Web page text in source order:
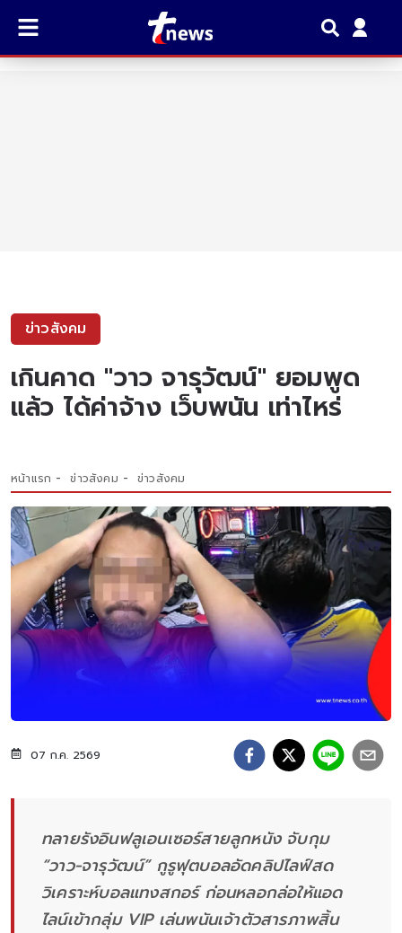
ข่าวสังคม
เกินคาด "วาว จารุวัฒน์" ยอมพูด
แล้ว ได้ค่าจ้าง เว็บพนัน เท่าไหร่
หน้าแรก ข่าวสังคม ข่าวสังคม
07 ก.ค. 2569
ทลายรังอินฟลูเอนเซอร์สายลูกหนัง จับกุม
“วาว-จารุวัฒน์” กูรูฟุตบอลอัดคลิปไลฟ์สด
วิเคราะห์บอลแทงสกอร์ ก่อนหลอกล่อให้แอด
ไลน์เข้ากลุ่ม VIP เล่นพนันเจ้าตัวสารภาพสิ้น